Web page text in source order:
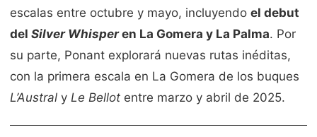
escalas entre octubre y mayo, incluyendo el debut
del Silver Whisperen La Gomera y La Palma. Por
su parte, Ponant explorará nuevas rutas inéditas,
con la primera escala en La Gomera de los buques
L’Austral y Le Bellot entre marzo y abril de 2025.